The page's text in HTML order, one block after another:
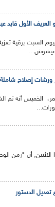
العريف الأول
السبت برقية
عيشوش...
ورشات إصلاح شاملة
الخميس أنه تم
أن "زمن
الدستور